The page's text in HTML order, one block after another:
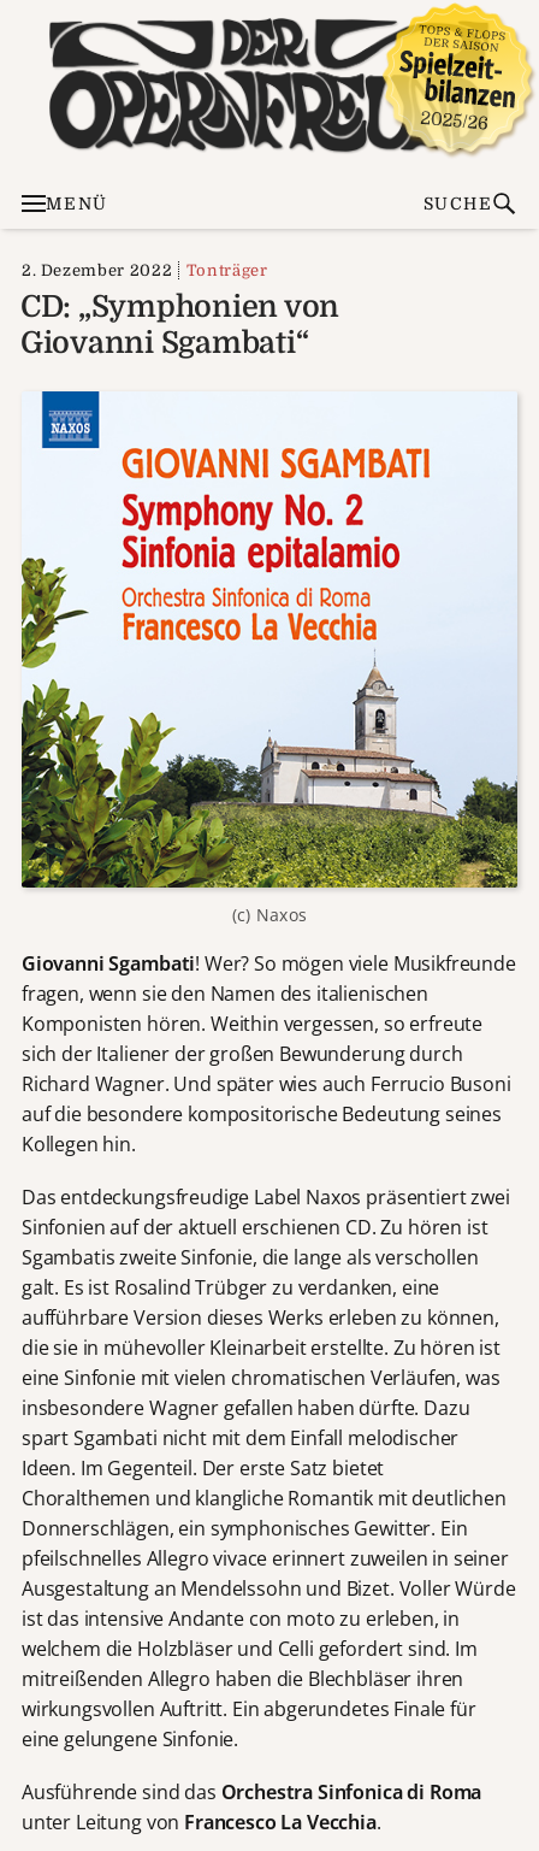
MENÜ SUCHE
2. Dezember 2022 Tonträger
CD: „Symphonien von
Giovanni Sgambati“
(c) Naxos
Giovanni Sgambati! Wer? So mögen viele Musikfreunde
fragen, wenn sie den Namen des italienischen
Komponisten hören. Weithin vergessen, so erfreute
sich der Italiener der großen Bewunderung durch
Richard Wagner. Und später wies auch Ferrucio Busoni
auf die besondere kompositorische Bedeutung seines
Kollegen hin.
Das entdeckungsfreudige Label Naxos präsentiert zwei
Sinfonien auf der aktuell erschienen CD. Zu hören ist
Sgambatis zweite Sinfonie, die lange als verschollen
galt. Es ist Rosalind Trübger zu verdanken, eine
aufführbare Version dieses Werks erleben zu können,
die sie in mühevoller Kleinarbeit erstellte. Zu hören ist
eine Sinfonie mit vielen chromatischen Verläufen, was
insbesondere Wagner gefallen haben dürfte. Dazu
spart Sgambati nicht mit dem Einfall melodischer
Ideen. Im Gegenteil. Der erste Satz bietet
Choralthemen und klangliche Romantik mit deutlichen
Donnerschlägen, ein symphonisches Gewitter. Ein
pfeilschnelles Allegro vivace erinnert zuweilen in seiner
Ausgestaltung an Mendelssohn und Bizet. Voller Würde
ist das intensive Andante con moto zu erleben, in
welchem die Holzbläser und Celli gefordert sind. Im
mitreißenden Allegro haben die Blechbläser ihren
wirkungsvollen Auftritt. Ein abgerundetes Finale für
eine gelungene Sinfonie.
Ausführende sind das Orchestra Sinfonica di Roma
unter Leitung von Francesco La Vecchia.